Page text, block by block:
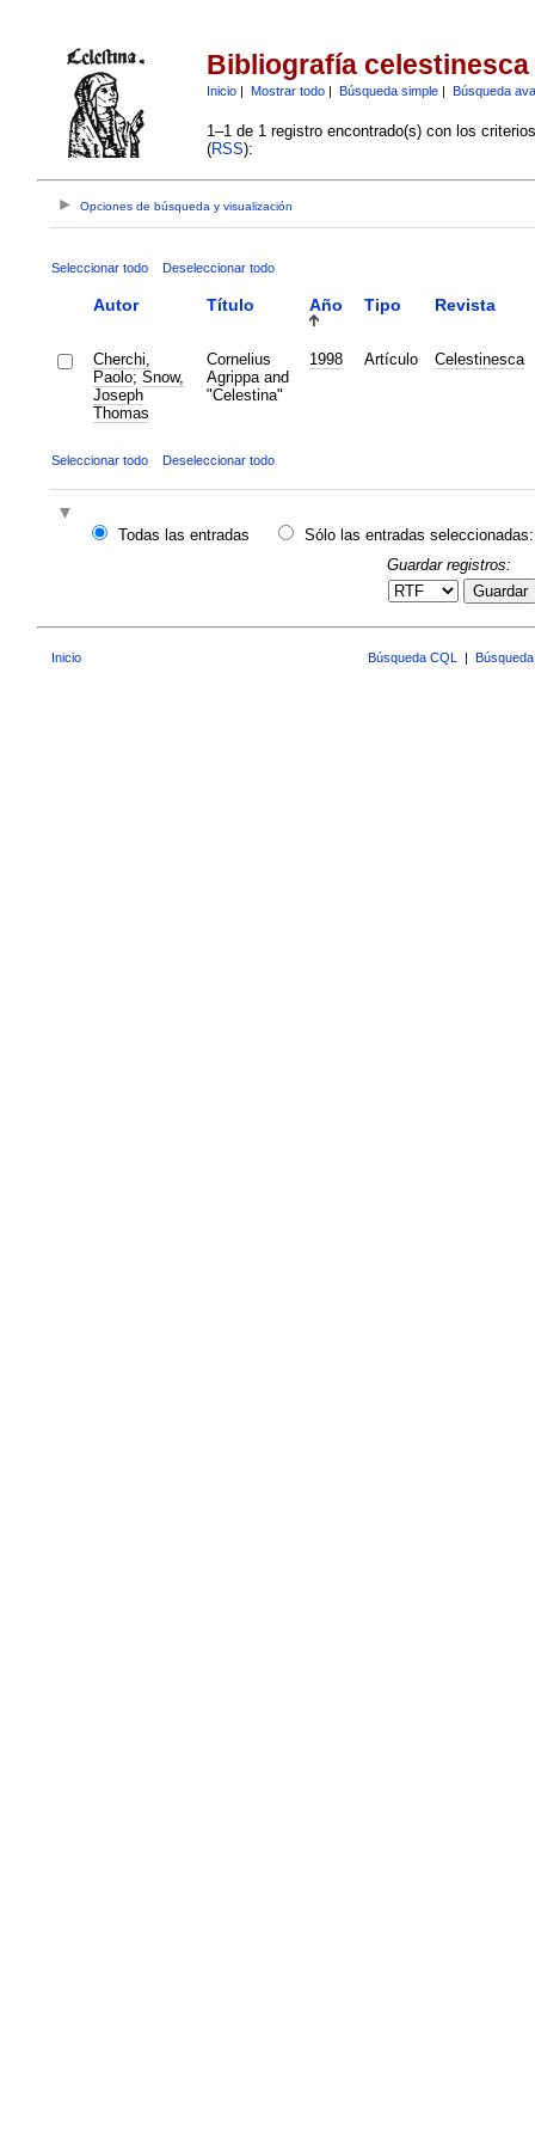
Bibliografía celestinesca
Inicio| Mostrar todo| Búsqueda simple| Búsqueda
1–1 de 1 registro encontrado(s) con los
(RSS):
Opciones de búsqueda y visualización
Seleccionar todo Deseleccionar todo
Autor Título Año Tipo Revista
Cherchi,
Paolo; Snow,
Joseph
Thomas
Cornelius
Agrippa and
"Celestina"
1998 Artículo Celestinesca
Seleccionar todo Deseleccionar todo
Todas las entradas
Sólo las entradas seleccionadas:
Guardar registros:
Guardar
Inicio Búsqueda CQL